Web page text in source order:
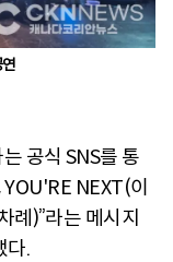
공식 SNS를 통
NEXT(이
례)”라는 메시지
다.